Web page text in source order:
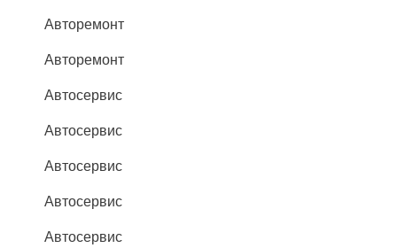
Авторемонт
Авторемонт
Автосервис
Автосервис
Автосервис
Автосервис
Автосервис